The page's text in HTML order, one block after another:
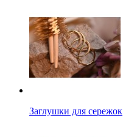
Заглушки для сережок